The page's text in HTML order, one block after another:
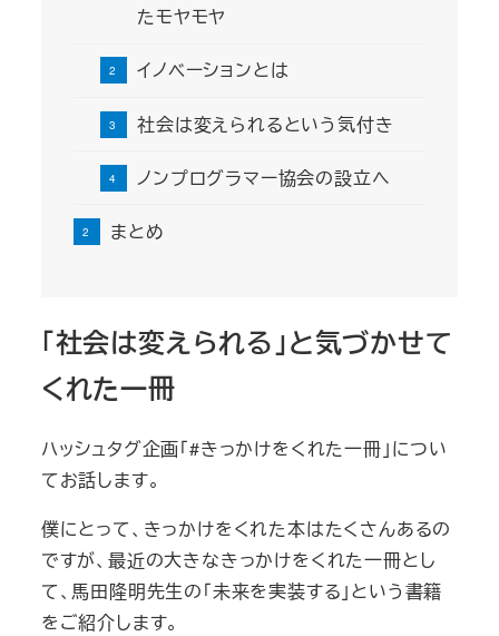
たモヤモヤ
イノベーションとは
社会は変えられるという気付き
ノンプログラマー協会の設立へ
まとめ
「社会は変えられる」と気づかせて
くれた一冊
ハッシュタグ企画「#きっかけをくれた一冊」につい
てお話します。
僕にとって、きっかけをくれた本はたくさんあるの
ですが、最近の大きなきっかけをくれた一冊とし
て、馬田隆明先生の「未来を実装する」という書籍
をご紹介します。